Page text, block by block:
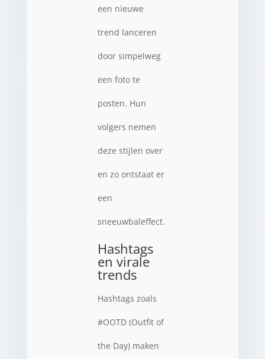
een nieuwe
trend lanceren
door simpelweg
een foto te
posten. Hun
volgers nemen
deze stijlen over
en zo ontstaat er
een
sneeuwbaleffect.
Hashtags
en virale
trends
Hashtags zoals
#OOTD (Outfit of
the Day) maken